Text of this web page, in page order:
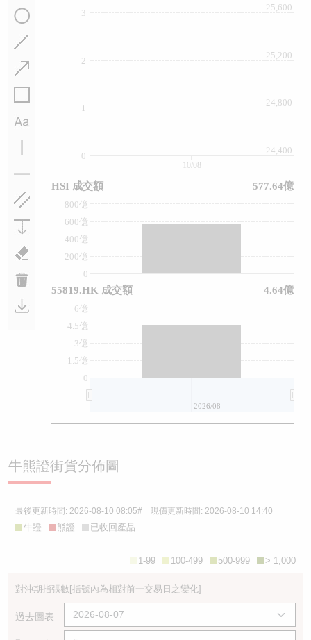
0
1
2
3
24,400
24,800
25,200
25,600
0
200億
400億
600億
800億
0
1.5億
3億
4.5億
6億
10/08
2026/08
HSI 成交額 577.64億
55819.HK 成交額 4.64億
牛熊證街貨分佈圖
最後更新時間: 2026-08-10 08:05# 現價更新時間: 2026-08-10 14:40
牛證 熊證 已收回產品
> 1,000
500-999
100-499
1-99
對沖期指張數[括號內為相對前一交易日之變化]
過去圖表